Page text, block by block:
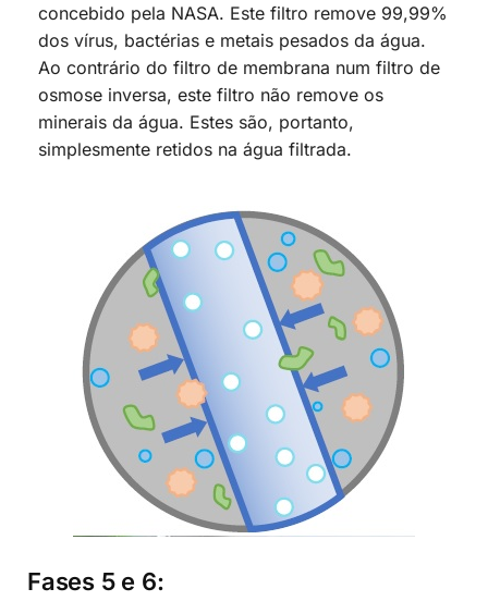
concebido pela NASA. Este filtro remove 99,99%
dos vírus, bactérias e metais pesados da água.
Ao contrário do filtro de membrana num filtro de
osmose inversa, este filtro não remove os
minerais da água. Estes são, portanto,
simplesmente retidos na água filtrada.
Fases 5 e 6: